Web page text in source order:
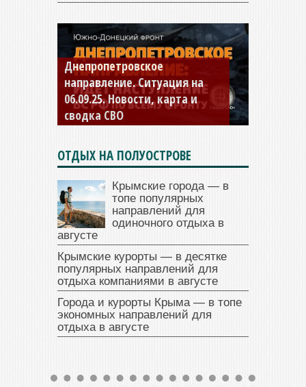
Константиновское
направление. Ситуация на
04.09.25 Новости, карта и
сводка СВО
ОТДЫХ НА ПОЛУОСТРОВЕ
Крымские города — в
топе популярных
направлений для
одиночного отдыха в
августе
Крымские курорты — в десятке
популярных направлений для
отдыха компаниями в августе
Города и курорты Крыма — в топе
экономных направлений для
отдыха в августе